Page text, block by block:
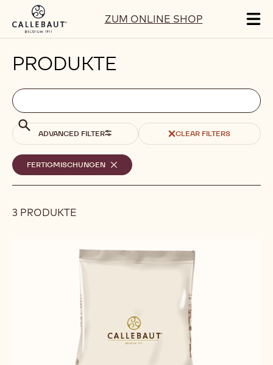
Skip to main contentZUM ONLINE SHOP
PRODUKTE
Filters
Filters:
search
Suche
SucheADVANCED FILTER CLEAR FILTERS
Ausgewählte
Filter
FERTIGMISCHUNGEN
REMOVE
FILTER
3 PRODUKTE